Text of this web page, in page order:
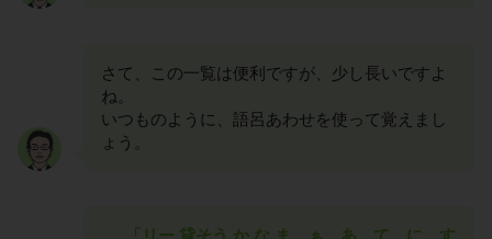
さて、この一覧は便利ですが、少し長いですよ
ね。
いつものように、語呂あわせを使って覚えまし
ょう。
「リー 貸そう か な ま ぁ あ て に す